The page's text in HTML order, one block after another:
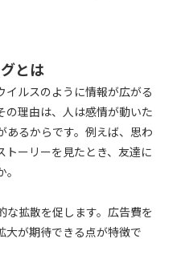
とは
イルスのように情報が広がる
の理由は、人は感情が動いた
あるからです。例えば、思わ
トーリーを見たとき、友達に
な拡散を促します。広告費を
大が期待できる点が特徴で